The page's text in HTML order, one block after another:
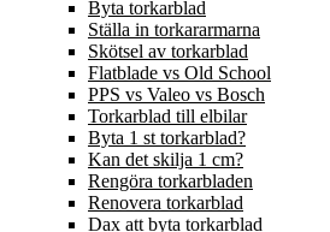
Byta torkarblad
Ställa in torkararmarna
Skötsel av torkarblad
Flatblade vs Old School
PPS vs Valeo vs Bosch
Torkarblad till elbilar
Byta 1 st torkarblad?
Kan det skilja 1 cm?
Rengöra torkarbladen
Renovera torkarblad
Dax att byta torkarblad